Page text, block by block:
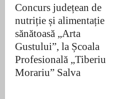
Concurs județean de
nutriție și alimentație
sănătoasă „Arta
Gustului”, la Școala
Profesională „Tiberiu
Morariu” Salva